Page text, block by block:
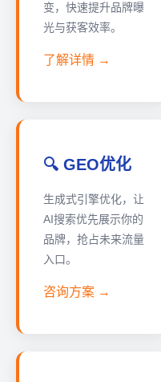
变，快速提升品牌曝
光与获客效率。
了解详情 →
🔍 GEO优化
生成式引擎优化，让
AI搜索优先展示你的
品牌，抢占未来流量
入口。
咨询方案 →